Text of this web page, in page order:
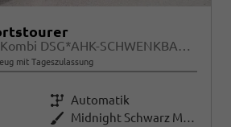
FR 1.5 eTSI DSG Kombi DSG*AHK-SCHWENKBAR*NAVI*ACC*KAMERA*3-ZONE KILMAAUTOMATIK
mit Tageszulassung
Getriebe Automatik
Außenfarbe
Midnight Schwarz Metallic